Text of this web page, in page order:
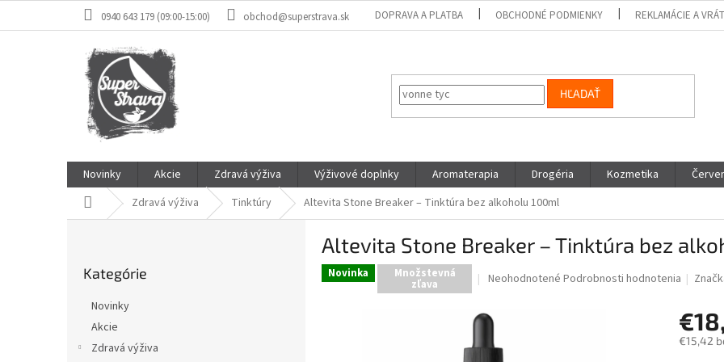
0940 643 179 (09:00-15:00) obchod@superstrava.sk DOPRAVA A PLATBA OBCHODNÉ PODMIENKY REKLAMÁCIE A
HĽADAŤ
Novinky Akcie Zdravá výživa Výživové doplnky Aromaterapia Drogéria Kozmetika
Domov Zdravá výživa Tinktúry Altevita Stone Breaker – Tinktúra bez alkoholu 100ml
kategórie
Kategórie
Novinky
Akcie
Zdravá výživa
Altevita Stone Breaker – Tinktúra bez
Novinka Množstevná
zľava
Priemerné
je
Neohodnotené Podrobnosti hodnotenia
€15,42